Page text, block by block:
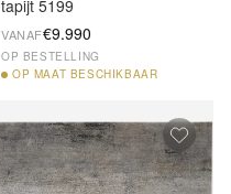
tapijt 5199
VANAF€9.990
OP BESTELLING
OP MAAT BESCHIKBAAR